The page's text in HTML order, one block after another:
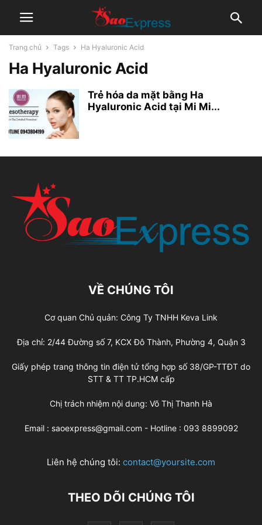
Trang chủ Tags Ha Hyaluronic Acid
Ha Hyaluronic Acid
Trẻ hóa da mặt bằng Ha
Hyaluronic Acid tại Mi Mi...
VỀ CHÚNG TÔI
Cơ quan Chủ quản: Công Ty TNHH Keva Link
Địa chỉ: 2/44 Đường số 7, KCX Đô Thành, Phường 4, Quận 3
Giấy phép trang thông tin điện tử tổng hợp số 38/GP-TTĐT do
STT & TT TP.HCM cấp
Chị trách nhiệm nội dung: Võ Thị Thanh Hà
Email : saoexpress@gmail.com - Hotline : 093 8899092
Liên hệ chúng tôi: contact@yoursite.com
THEO DÕI CHÚNG TÔI